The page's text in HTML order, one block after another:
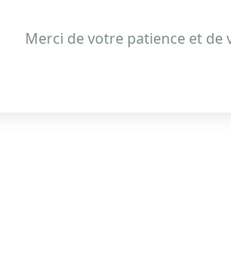
Merci de votre patience et de